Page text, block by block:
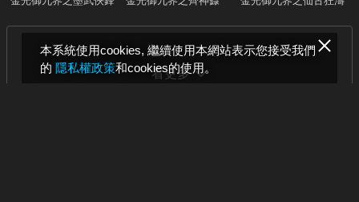
本系統使用cookies, 繼續使用本網站表示您接受我們
的 隱私權政策和cookies的使用。
看更多